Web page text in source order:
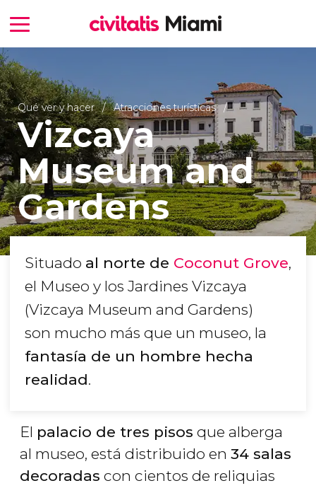
Qué ver y hacer Atracciones turísticas
Vizcaya
Museum and
Gardens
Situado al norte de Coconut Grove,
el Museo y los Jardines Vizcaya
(Vizcaya Museum and Gardens)
son mucho más que un museo, la
fantasía de un hombre hecha
realidad.
El palacio de tres pisos que alberga
al museo, está distribuido en 34 salas
decoradas con cientos de reliquias